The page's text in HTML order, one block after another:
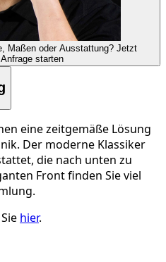
Maßen oder Ausstattung? Jetzt
starten
eine zeitgemäße Lösung
Der moderne Klassiker
die nach unten zu
Front finden Sie viel
hier.